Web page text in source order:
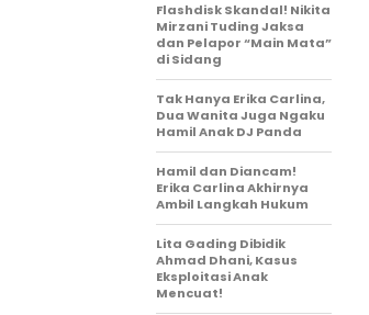
Flashdisk Skandal! Nikita
Mirzani Tuding Jaksa
dan Pelapor “Main Mata”
di Sidang
Tak Hanya Erika Carlina,
Dua Wanita Juga Ngaku
Hamil Anak DJ Panda
Hamil dan Diancam!
Erika Carlina Akhirnya
Ambil Langkah Hukum
Lita Gading Dibidik
Ahmad Dhani, Kasus
Eksploitasi Anak
Mencuat!